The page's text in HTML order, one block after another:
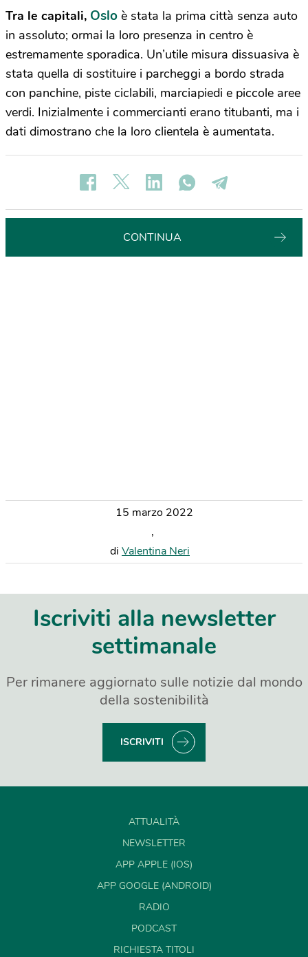
Tra le capitali, Oslo è stata la prima città senza auto
in assoluto; ormai la loro presenza in centro è
estremamente sporadica. Un’utile misura dissuasiva è
stata quella di sostituire i parcheggi a bordo strada
con panchine, piste ciclabili, marciapiedi e piccole aree
verdi. Inizialmente i commercianti erano titubanti, ma i
dati dimostrano che la loro clientela è aumentata.
CONTINUA
15 marzo 2022
,
di Valentina Neri
Iscriviti alla newsletter
settimanale
Per rimanere aggiornato sulle notizie dal mondo
della sostenibilità
ISCRIVITI
ATTUALITÀ
NEWSLETTER
APP APPLE (IOS)
APP GOOGLE (ANDROID)
RADIO
PODCAST
RICHIESTA TITOLI